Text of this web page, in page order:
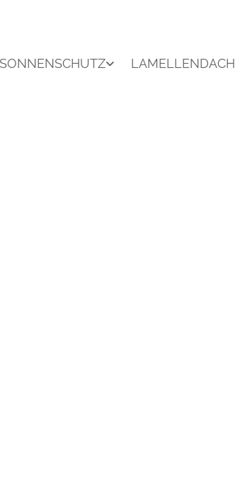
SONNENSCHUTZ LAMELLENDACH